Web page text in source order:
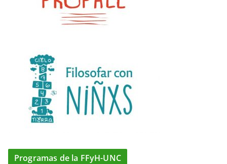
Programas de la FFyH-UNC